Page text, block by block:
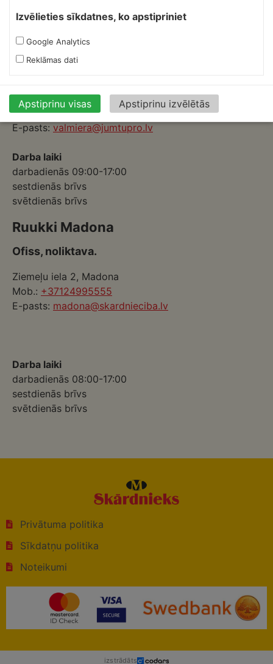
Valmieras Ruukki Express
Ofiss, noliktava.
Valmiera
Mob.:+37124665555
E-pasts: valmiera@jumtupro.lv
Darba laiki
darbadienās 09:00-17:00
sestdienās brīvs
svētdienās brīvs
Ruukki Madona
Ofiss, noliktava.
Ziemeļu iela 2, Madona
Mob.: +37124995555
E-pasts: madona@skardnieciba.lv
Darba laiki
darbadienās 08:00-17:00
sestdienās brīvs
svētdienās brīvs
Privātuma politika
Sīkdatņu politika
Noteikumi
izstrādāts
Izvēlieties sīkdatnes, ko apstipriniet
Google Analytics
Reklāmas dati
Apstiprinu visas Apstiprinu izvēlētās